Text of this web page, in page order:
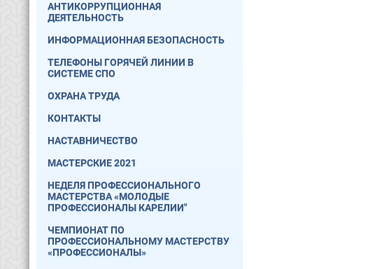
АНТИКОРРУПЦИОННАЯ
ДЕЯТЕЛЬНОСТЬ
ИНФОРМАЦИОННАЯ БЕЗОПАСНОСТЬ
ТЕЛЕФОНЫ ГОРЯЧЕЙ ЛИНИИ В
СИСТЕМЕ СПО
ОХРАНА ТРУДА
КОНТАКТЫ
НАСТАВНИЧЕСТВО
МАСТЕРСКИЕ 2021
НЕДЕЛЯ ПРОФЕССИОНАЛЬНОГО
МАСТЕРСТВА «МОЛОДЫЕ
ПРОФЕССИОНАЛЫ КАРЕЛИИ"
ЧЕМПИОНАТ ПО
ПРОФЕССИОНАЛЬНОМУ МАСТЕРСТВУ
«ПРОФЕССИОНАЛЫ»